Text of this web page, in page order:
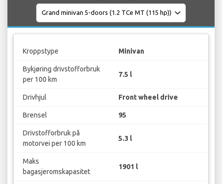
Kroppstype Minivan
Bykjøring drivstofforbruk
per 100 km
7.5 l
Drivhjul Front wheel drive
Brensel 95
Drivstofforbruk på
motorvei per 100 km
5.3 l
Maks
bagasjeromskapasitet
1901 l